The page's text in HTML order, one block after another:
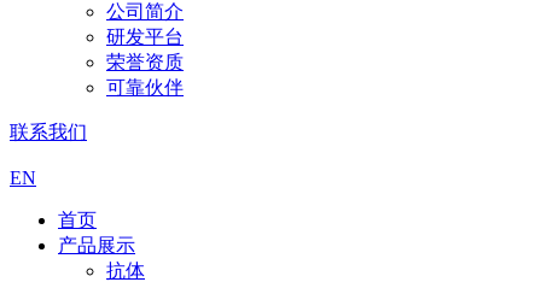
公司简介
研发平台
荣誉资质
可靠伙伴
联系我们
EN
首页
产品展示
抗体